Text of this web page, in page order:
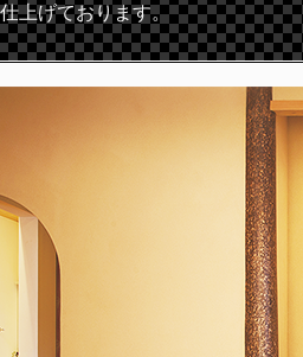
仕上げております。